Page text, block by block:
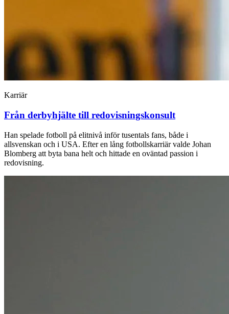
Karriär
Från derbyhjälte till redovisningskonsult
Han spelade fotboll på elitnivå inför tusentals fans, både i
allsvenskan och i USA. Efter en lång fotbollskarriär valde Johan
Blomberg att byta bana helt och hittade en oväntad passion i
redovisning.